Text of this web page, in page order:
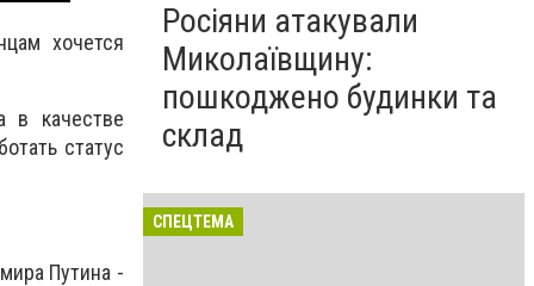
хочется
в качестве
статус
Путина -
Росіяни атакували
Миколаївщину:
пошкоджено будинки та
склад
СПЕЦТЕМА